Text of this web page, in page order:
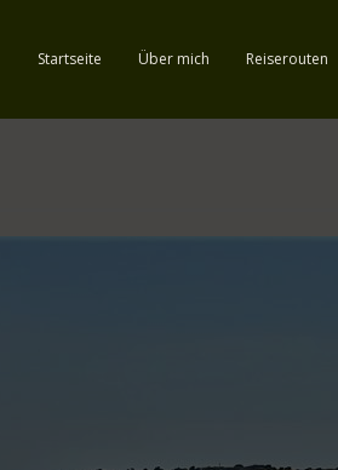
Startseite Über mich Reiserouten